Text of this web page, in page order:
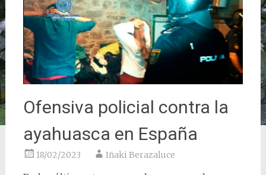
Ofensiva policial contra la
ayahuasca en España
18/02/2023 Iñaki Berazaluce